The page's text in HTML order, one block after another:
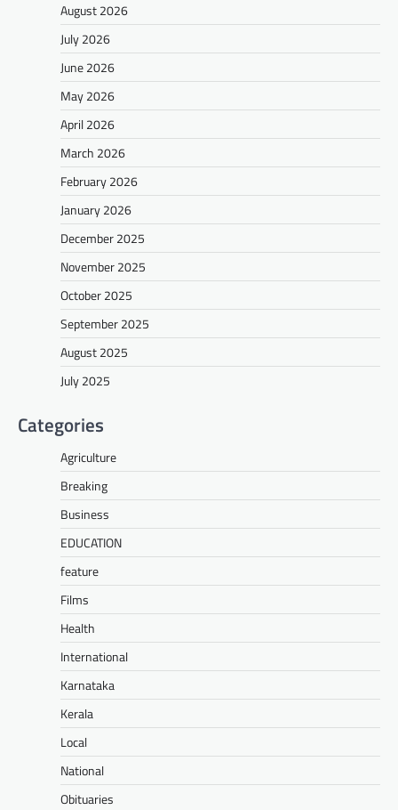
August 2026
July 2026
June 2026
May 2026
April 2026
March 2026
February 2026
January 2026
December 2025
November 2025
October 2025
September 2025
August 2025
July 2025
Categories
Agriculture
Breaking
Business
EDUCATION
feature
Films
Health
International
Karnataka
Kerala
Local
National
Obituaries